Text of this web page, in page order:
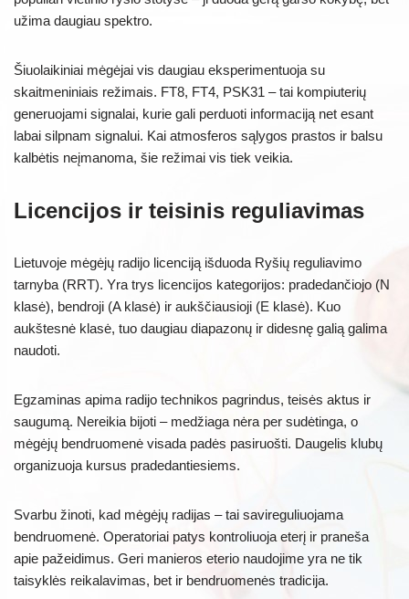
užima daugiau spektro.
Šiuolaikiniai mėgėjai vis daugiau eksperimentuoja su
skaitmeniniais režimais. FT8, FT4, PSK31 – tai kompiuterių
generuojami signalai, kurie gali perduoti informaciją net esant
labai silpnam signalui. Kai atmosferos sąlygos prastos ir balsu
kalbėtis neįmanoma, šie režimai vis tiek veikia.
Licencijos ir teisinis reguliavimas
Lietuvoje mėgėjų radijo licenciją išduoda Ryšių reguliavimo
tarnyba (RRT). Yra trys licencijos kategorijos: pradedančiojo (N
klasė), bendroji (A klasė) ir aukščiausioji (E klasė). Kuo
aukštesnė klasė, tuo daugiau diapazonų ir didesnę galią galima
naudoti.
Egzaminas apima radijo technikos pagrindus, teisės aktus ir
saugumą. Nereikia bijoti – medžiaga nėra per sudėtinga, o
mėgėjų bendruomenė visada padės pasiruošti. Daugelis klubų
organizuoja kursus pradedantiesiems.
Svarbu žinoti, kad mėgėjų radijas – tai savireguliuojama
bendruomenė. Operatoriai patys kontroliuoja eterį ir praneša
apie pažeidimus. Geri manieros eterio naudojime yra ne tik
taisyklės reikalavimas, bet ir bendruomenės tradicija.